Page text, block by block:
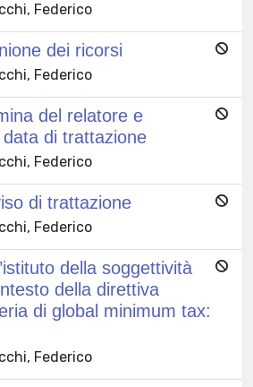
Federico
dei ricorsi
Federico
del relatore e
di trattazione
Federico
di trattazione
Federico
della soggettività
della direttiva
di global minimum tax:
Federico